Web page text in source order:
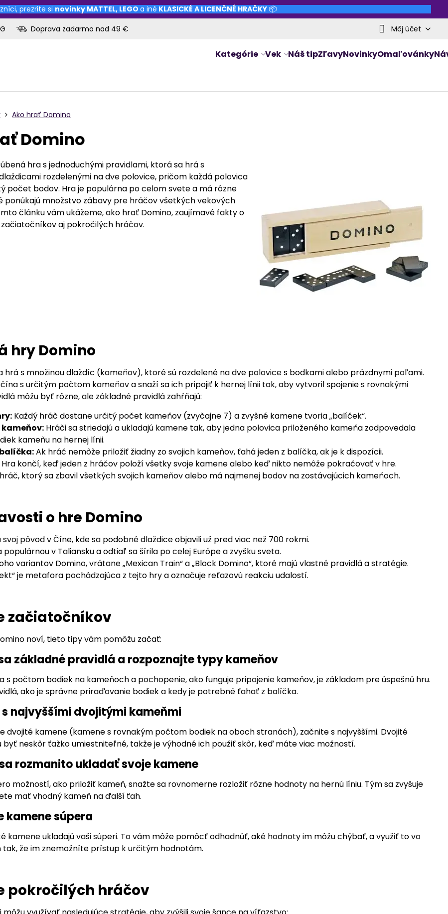
prezrite si novinky MATTEL, LEGO a iné KLASICKÉ A LICENČNÉ HRAČKY📦
Doprava zadarmo nad 49 € Môj účet
Kategórie Vek Náš tipZľavyNovinkyOmaľovánky
Ako hrať Domino
Domino
hra s jednoduchými pravidlami, ktorá sa hrá s
rozdelenými na dve polovice, pričom každá polovica
počet bodov. Hra je populárna po celom svete a má rôzne
ponúkajú množstvo zábavy pre hráčov všetkých vekových
článku vám ukážeme, ako hrať Domino, zaujímavé fakty o
aj pokročilých hráčov.
hry Domino
hrá s množinou dlaždíc (kameňov), ktoré sú rozdelené na dve polovice s bodkami alebo prázdnymi poľami.
s určitým počtom kameňov a snaží sa ich pripojiť k hernej línii tak, aby vytvoril spojenie s rovnakými
môžu byť rôzne, ale základné pravidlá zahŕňajú:
Každý hráč dostane určitý počet kameňov (zvyčajne 7) a zvyšné kamene tvoria „balíček“.
Hráči sa striedajú a ukladajú kamene tak, aby jedna polovica priloženého kameňa zodpovedala
kameňu na hernej línii.
Ak hráč nemôže priložiť žiadny zo svojich kameňov, ťahá jeden z balíčka, ak je k dispozícii.
Hra končí, keď jeden z hráčov položí všetky svoje kamene alebo keď nikto nemôže pokračovať v hre.
ktorý sa zbavil všetkých svojich kameňov alebo má najmenej bodov na zostávajúcich kameňoch.
o hre Domino
pôvod v Číne, kde sa podobné dlaždice objavili už pred viac než 700 rokmi.
populárnou v Taliansku a odtiaľ sa šírila po celej Európe a zvyšku sveta.
variantov Domino, vrátane „Mexican Train“ a „Block Domino“, ktoré majú vlastné pravidlá a stratégie.
je metafora pochádzajúca z tejto hry a označuje reťazovú reakciu udalostí.
začiatočníkov
noví, tieto tipy vám pomôžu začať:
základné pravidlá a rozpoznajte typy kameňov
s počtom bodiek na kameňoch a pochopenie, ako funguje pripojenie kameňov, je základom pre úspešnú hru.
ako je správne priraďovanie bodiek a kedy je potrebné ťahať z balíčka.
s najvyššími dvojitými kameňmi
dvojité kamene (kamene s rovnakým počtom bodiek na oboch stranách), začnite s najvyššími. Dvojité
byť neskôr ťažko umiestniteľné, takže je výhodné ich použiť skôr, keď máte viac možností.
rozmanito ukladať svoje kamene
možností, ako priložiť kameň, snažte sa rovnomerne rozložiť rôzne hodnoty na hernú líniu. Tým sa zvyšuje
mať vhodný kameň na ďalší ťah.
kamene súpera
kamene ukladajú vaši súperi. To vám môže pomôcť odhadnúť, aké hodnoty im môžu chýbať, a využiť to vo
tak, že im znemožníte prístup k určitým hodnotám.
pokročilých hráčov